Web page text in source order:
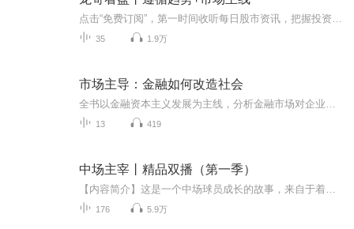
35 1.9万
市场主导：金融如何改造社会
13 419
中场主宰丨精品双播（第一季）
176 5.9万